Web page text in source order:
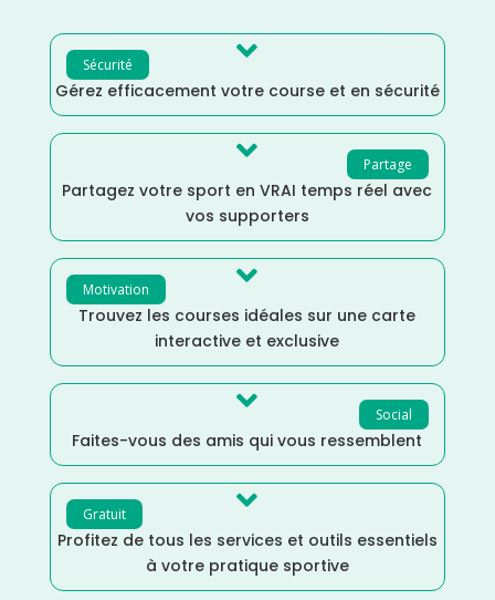
Sécurité 
Gérez efficacement votre course et en sécurité
Partage

Partagez votre sport en VRAI temps réel avec
vos supporters
Motivation 
Trouvez les courses idéales sur une carte
interactive et exclusive
Social

Faites-vous des amis qui vous ressemblent
Gratuit 
Profitez de tous les services et outils essentiels
à votre pratique sportive